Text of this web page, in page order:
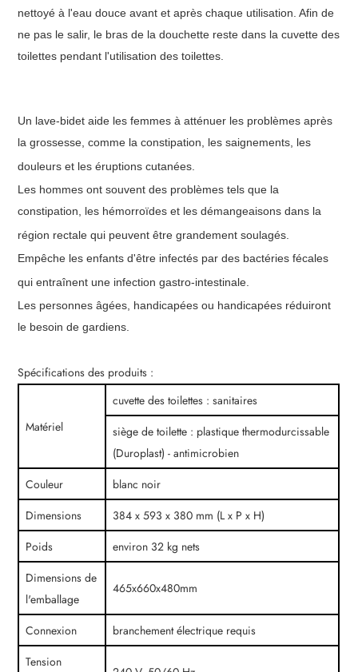
nettoyé à l'eau douce avant et après chaque utilisation. Afin de
ne pas le salir, le bras de la douchette reste dans la cuvette des
toilettes pendant l'utilisation des toilettes.
Un lave-bidet aide les femmes à atténuer les problèmes après
la grossesse, comme la constipation, les saignements, les
douleurs et les éruptions cutanées.
Les hommes ont souvent des problèmes tels que la
constipation, les hémorroïdes et les démangeaisons dans la
région rectale qui peuvent être grandement soulagés.
Empêche les enfants d'être infectés par des bactéries fécales
qui entraînent une infection gastro-intestinale.
Les personnes âgées, handicapées ou handicapées réduiront
le besoin de gardiens.
Spécifications des produits :
Matériel
cuvette des toilettes : sanitaires
siège de toilette : plastique thermodurcissable
(Duroplast) - antimicrobien
Couleur
blanc noir
Dimensions
384 x 593 x 380 mm (L x P x H)
Poids
environ 32 kg nets
Dimensions de
l'emballage
465x660x480mm
Connexion
branchement électrique requis
Tension